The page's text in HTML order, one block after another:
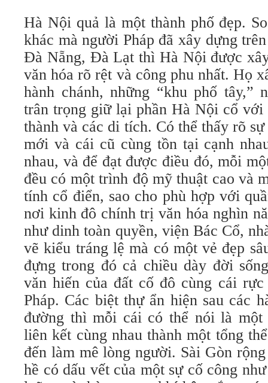
Hà Nội quả là một thành phố đẹp.
khác mà người Pháp đã xây dựng
Đà Nẵng, Đà Lạt thì Hà Nội được
văn hóa rõ rệt và công phu nhất. Họ
hành chánh, những “khu phố tây,”
trân trọng giữ lại phần Hà Nội cổ với
thành và các di tích. Có thể thấy rõ
mới và cái cũ cùng tồn tại cạnh
nhau, và để đạt được điều đó, mỗi
đều có một trình độ mỹ thuật cao và
tính cổ điển, sao cho phù hợp với
nơi kinh đô chính trị văn hóa nghìn
như dinh toàn quyền, viện Bác Cổ,
vẽ kiểu tráng lệ mà có một vẻ đẹp
đựng trong đó cả chiều dày đời
văn hiến của đất cố đô cùng cái
Pháp. Các biệt thự ẩn hiện sau các
đường thì mỗi cái có thể nói là một
liên kết cùng nhau thành một tổng
đến làm mê lòng người. Sài Gòn
hề có dấu vết của một sự cố công